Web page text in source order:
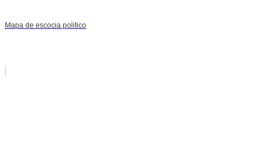
Mapa de escocia politico